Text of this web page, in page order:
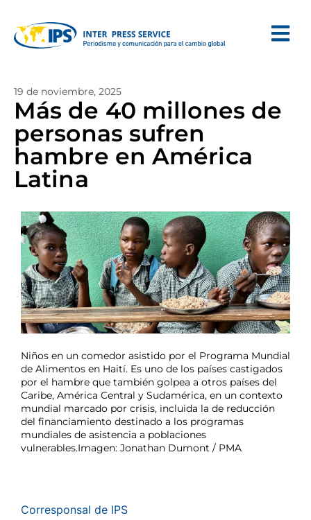
19 de noviembre, 2025
Más de 40 millones de
personas sufren
hambre en América
Latina
Niños en un comedor asistido por el Programa Mundial
de Alimentos en Haití. Es uno de los países castigados
por el hambre que también golpea a otros países del
Caribe, América Central y Sudamérica, en un contexto
mundial marcado por crisis, incluida la de reducción
del financiamiento destinado a los programas
mundiales de asistencia a poblaciones
vulnerables.Imagen: Jonathan Dumont / PMA
Corresponsal de IPS